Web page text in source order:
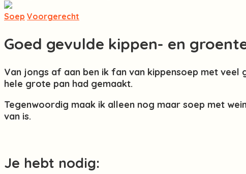
Soep Voorgerecht
Goed gevulde kippen- en
Van jongs af aan ben ik fan van kippensoep met
hele grote pan had gemaakt.
Tegenwoordig maak ik alleen nog maar soep met
van is.
Je hebt nodig: